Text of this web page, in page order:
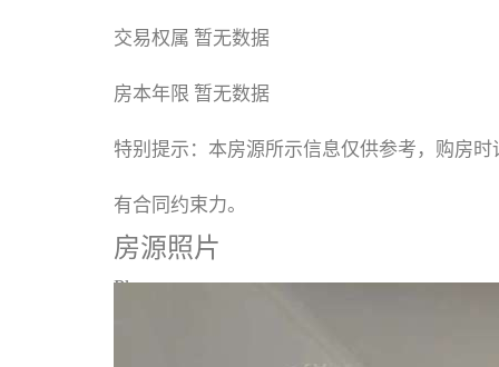
交易权属 暂无数据
房本年限 暂无数据
特别提示：本房源所示信息仅供参考，购房
有合同约束力。
房源照片
Photos